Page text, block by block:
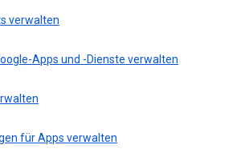
verwalten
Apps und -Dienste verwalten
für Apps verwalten